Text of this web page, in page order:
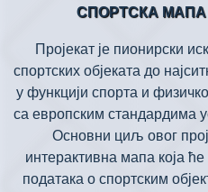
СПОРТСКА
Пројекат је пионирски
спортских објеката до
у функцији спорта и
са европским стандардима
Основни циљ овог
интерактивна мапа која
података о спортским